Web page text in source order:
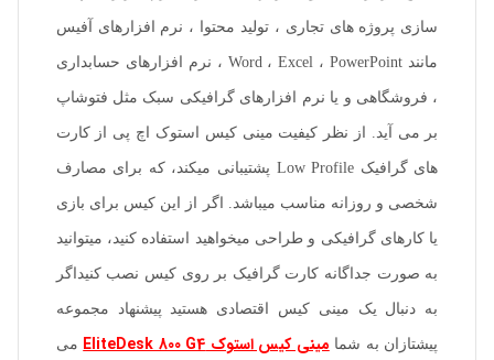
سازی پروژه های تجاری ، تولید محتوا ، نرم افزارهای آفیس
مانند Word ، Excel ، PowerPoint ، نرم افزارهای حسابداری
، فروشگاهی و یا نرم افزارهای گرافیکی سبک مثل فتوشاپ
بر می آید. از نظر کیفیت مینی کیس استوک اچ پی از کارت
های گرافیک Low Profile پشتیبانی میکند، که برای مصارف
شخصی و روزانه مناسب میباشد. اگر از این کیس برای بازی
یا کارهای گرافیکی و طراحی میخواهید استفاده کنید، میتوانید
به صورت جداگانه کارت گرافیک بر روی کیس نصب کنیداگر
به دنبال یک مینی کیس اقتصادی هستید پیشنهاد مجموعه
پیشتازان به شما مینی کیس استوک EliteDesk 800 G4 می